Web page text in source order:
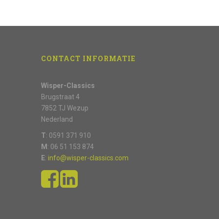
CONTACT INFORMATIE
Wisper-Classics
Brugstraat 4
7852 TJ Wezup
Nederland
T: 0591 371 910
M : 06 51 153 874
E: info@wisper-classics.com